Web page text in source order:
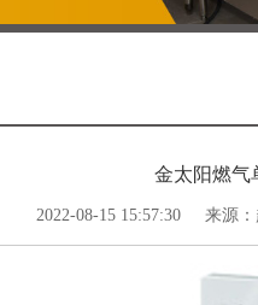
金太阳燃气
2022-08-15 15:57:30 来源